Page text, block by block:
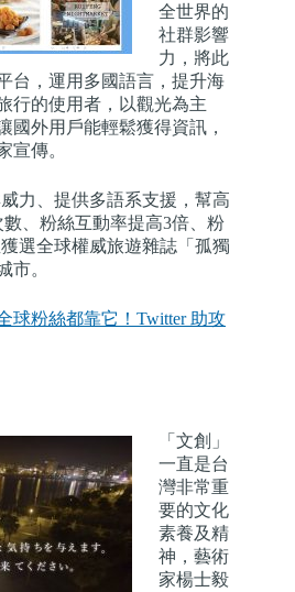
全世界的
社群影響
力，將此
台，運用多國語言，提升海
行的使用者，以觀光為主
國外用戶能輕鬆獲得資訊，
宣傳。
力、提供多語系支援，幫高
、粉絲互動率提高3倍、粉
選全球權威旅遊雜誌「孤獨
市。
球粉絲都靠它！Twitter 助攻
「文創」
一直是台
灣非常重
要的文化
素養及精
神，藝術
家楊士毅